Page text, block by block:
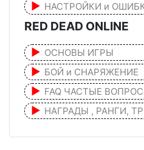
НАСТРОЙКИ и
RED DEAD ONLINE
ОСНОВЫ ИГРЫ
БОЙ и СНАРЯЖЕНИЕ
FAQ ЧАСТЫЕ
НАГРАДЫ , РАНГИ,